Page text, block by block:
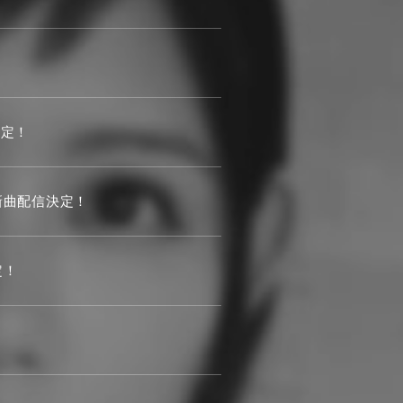
！
配信決定！